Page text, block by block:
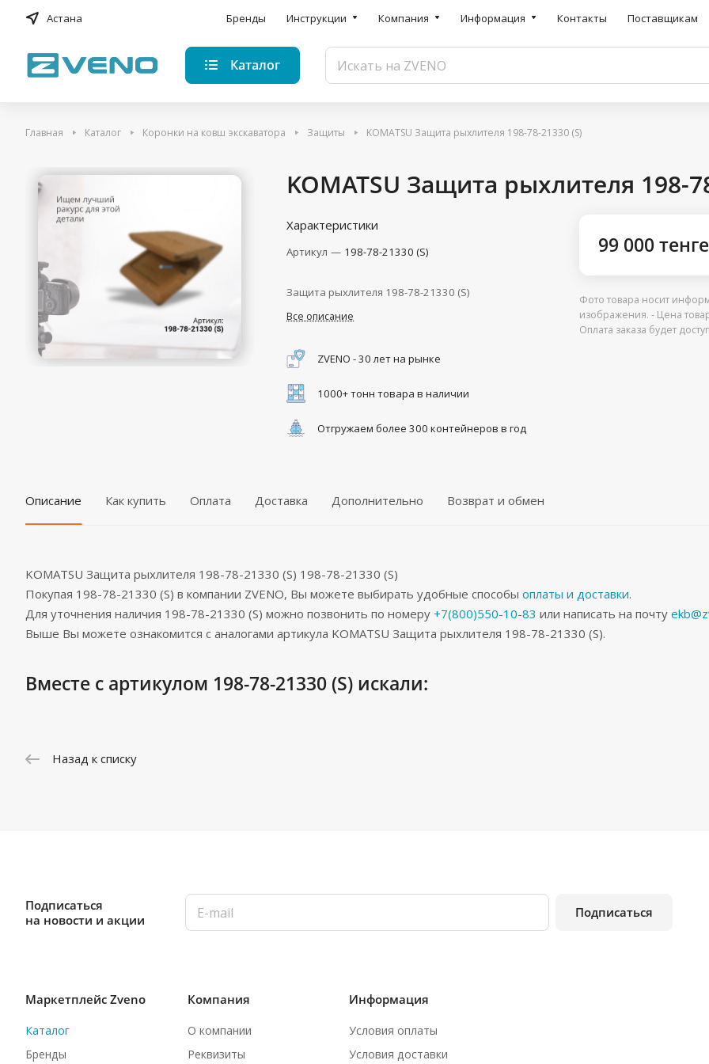
Астана Бренды Инструкции Компания Информация Контакты Поставщикам
Каталог
Главная Каталог Коронки на ковш экскаватора Защиты KOMATSU Защита рыхлителя 198-78-21330 (S)
KOMATSU Защита рыхлителя 198-
Характеристики
Артикул — 198-78-21330 (S)
Защита рыхлителя 198-78-21330 (S)
Все описание
ZVENO - 30 лет на рынке
1000+ тонн товара в наличии
Отгружаем более 300 контейнеров в год
99 000 тенге
Фото товара носит
изображения. - Цена
Оплата заказа будет
Описание Как купить Оплата Доставка Дополнительно Возврат и обмен
KOMATSU Защита рыхлителя 198-78-21330 (S) 198-78-21330 (S)
Покупая 198-78-21330 (S) в компании ZVENO, Вы можете выбирать удобные способы оплаты и доставки.
Для уточнения наличия 198-78-21330 (S) можно позвонить по номеру +7(800)550-10-83 или написать на почту
Выше Вы можете ознакомится с аналогами артикула KOMATSU Защита рыхлителя 198-78-21330 (S).
Вместе с артикулом 198-78-21330 (S) искали:
Назад к списку
Подписаться
на новости и акции
Подписаться
Маркетплейс Zveno
Каталог
Бренды
Компания
О компании
Реквизиты
Информация
Условия оплаты
Условия доставки